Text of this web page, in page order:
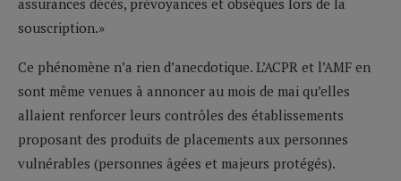
souscription.»
Ce phénomène n’a rien d’anecdotique. L’ACPR et l’AMF en
sont même venues à annoncer au mois de mai qu’elles
allaient renforcer leurs contrôles des établissements
proposant des produits de placements aux personnes
vulnérables (personnes âgées et majeurs protégés).